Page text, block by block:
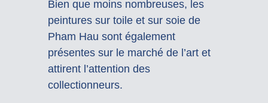
Bien que moins nombreuses, les
peintures sur toile et sur soie de
Pham Hau sont également
présentes sur le marché de l’art et
attirent l’attention des
collectionneurs.